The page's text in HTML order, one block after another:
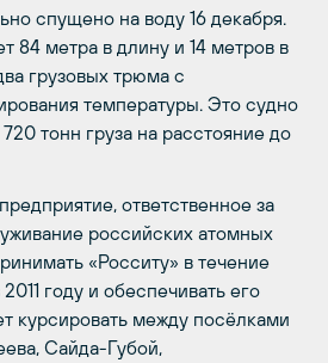
спущено на воду 16 декабря.
84 метра в длину и 14 метров в
грузовых трюма с
температуры. Это судно
тонн груза на расстояние до
ответственное за
российских атомных
«Росситу» в течение
году и обеспечивать его
курсировать между посёлками
Сайда-Губой,